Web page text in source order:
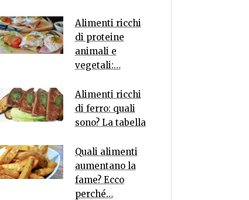
Alimenti ricchi
di proteine
animali e
vegetali:…
Alimenti ricchi
di ferro: quali
sono? La tabella
Quali alimenti
aumentano la
fame? Ecco
perché…